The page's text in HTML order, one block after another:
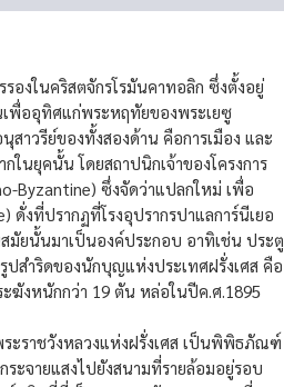
องในคริสตจักรโรมันคาทอลิก ซึ่งตั้งอยู่
เพื่ออุทิศแก่พระหฤทัยของพระเยซู
าวรีย์ของทั้งสองด้าน คือการเมือง และ
นยุคนั้น โดยสถาปนิกเจ้าของโครงการ
Byzantine) ซึ่งจัดว่าแปลกใหม่ เพื่อ
งที่ปรากฏที่โรงอุปรากรปาแลการ์นีเยอ
มัยนั้นมาเป็นองค์ประกอบ อาทิเช่น ประตู
สำริดของนักบุญแห่งประเทศฝรั่งเศส คือ
ฆังหนักกว่า 19 ตัน หล่อในปีค.ศ.1895
ะราชวังหลวงแห่งฝรั่งเศส เป็นพิพิธภัณฑ์
ะจายแสงไปยังสนามที่รายล้อมอยู่รอบ